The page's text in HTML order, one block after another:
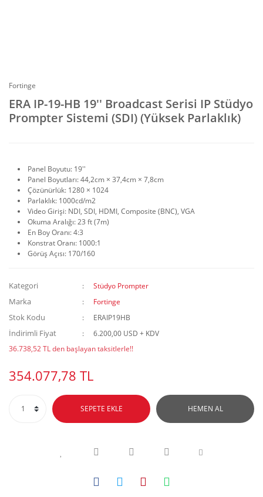
Fortinge
ERA IP-19-HB 19'' Broadcast Serisi IP Stüdyo
Prompter Sistemi (SDI) (Yüksek Parlaklık)
Panel Boyutu: 19''
Panel Boyutları: 44,2cm × 37,4cm × 7,8cm
Çözünürlük: 1280 × 1024
Parlaklık: 1000cd/m2
Video Girişi: NDI, SDI, HDMI, Composite (BNC), VGA
Okuma Aralığı: 23 ft (7m)
En Boy Oranı: 4:3
Konstrat Oranı: 1000:1
Görüş Açısı: 170/160
Kategori Stüdyo Prompter
Marka Fortinge
Stok Kodu ERAIP19HB
İndirimli Fiyat
6.200,00 USD + KDV
36.738,52 TL den başlayan taksitlerle!!
354.077,78 TL
SEPETE EKLE HEMEN AL